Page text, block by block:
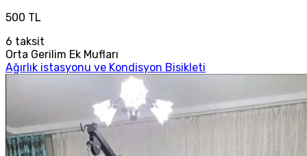
500 TL
6 taksit
Orta Gerilim Ek Mufları
Ağırlık istasyonu ve Kondisyon Bisikleti